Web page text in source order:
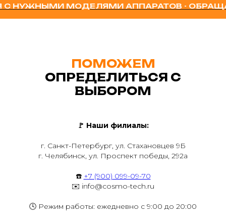
МОДЕЛЯМИ АППАРАТОВ -
ПОМОЖЕМ
ОПРЕДЕЛИТЬСЯ С
ВЫБОРОМ
🚩 Наши филиалы:
г. Санкт-Петербург, ул. Стахановцев 9Б
г. Челябинск, ул. Проспект победы, 292а
☎️ +7 (900) 099-09-70
✉️ info@cosmo-tech.ru
🕓 Режим работы: ежедневно с 9:00 до 20:00